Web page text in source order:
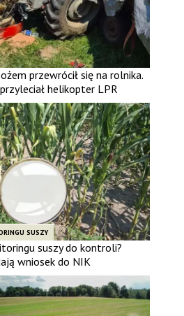
przewrócił się na rolnika.
helikopter LPR
SUSZY
suszy do kontroli?
wniosek do NIK